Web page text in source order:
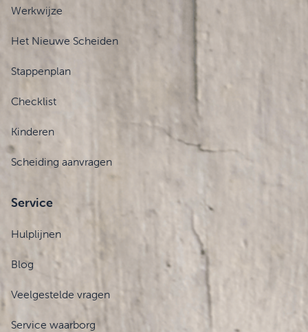
Werkwijze
Het Nieuwe Scheiden
Stappenplan
Checklist
Kinderen
Scheiding aanvragen
Service
Hulplijnen
Blog
Veelgestelde vragen
Service waarborg